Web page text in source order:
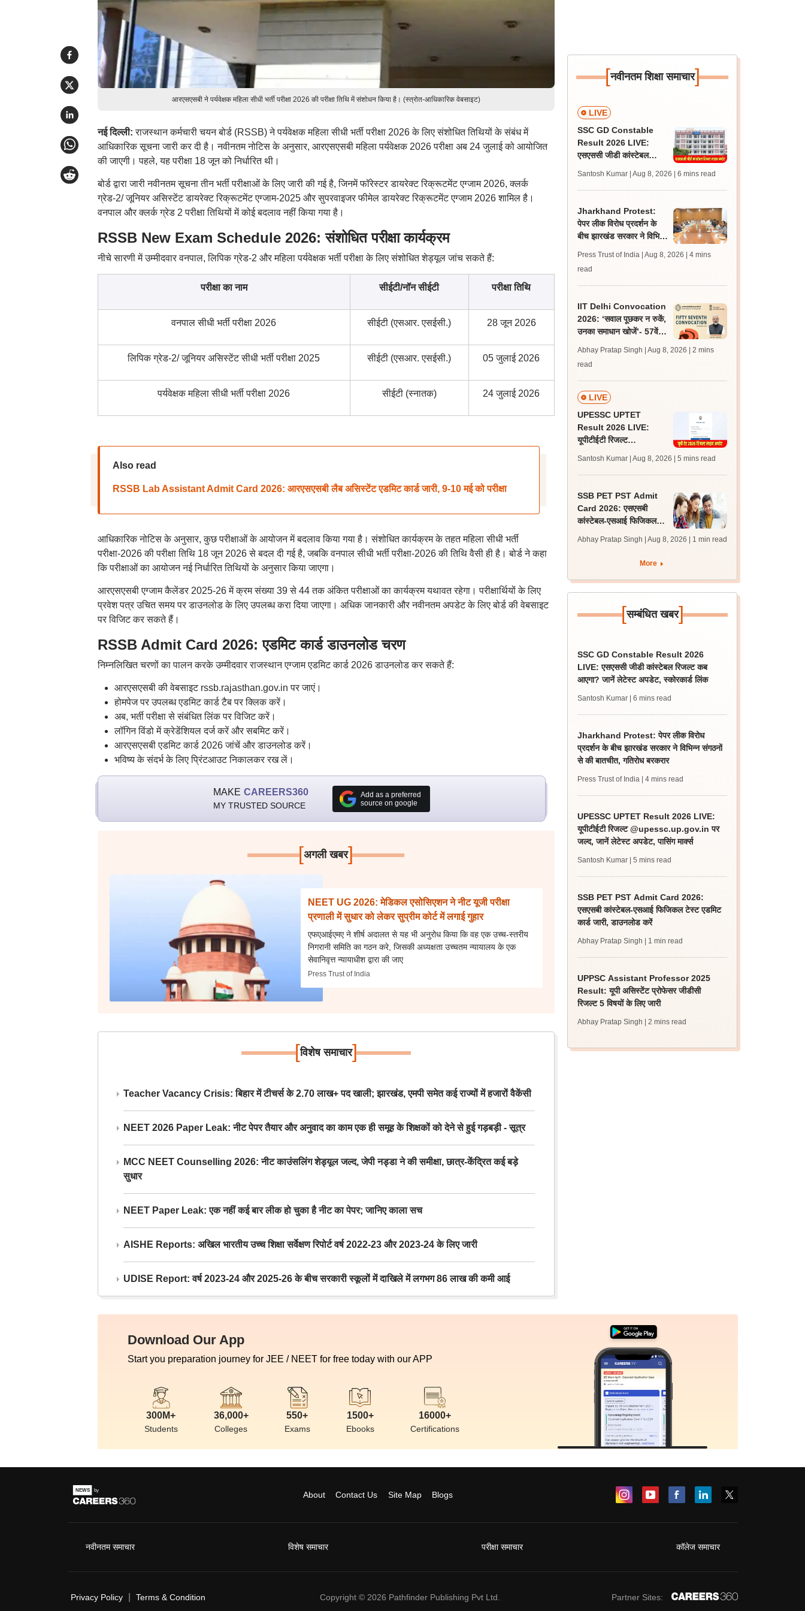
आरएसएसबी ने पर्यवेक्षक महिला सीधी भर्ती परीक्षा 2026 की परीक्षा तिथि में संशोधन किया है। (स्त्रोत-आधिकारिक वेबसाइट)
नई दिल्ली:राजस्थान कर्मचारी चयन बोर्ड (RSSB) ने पर्यवेक्षक महिला सीधी भर्ती परीक्षा 2026 के लिए संशोधित तिथियों के संबंध में
आधिकारिक सूचना जारी कर दी है। नवीनतम नोटिस के अनुसार, आरएसएसबी महिला पर्यवेक्षक 2026 परीक्षा अब 24 जुलाई को आयोजित
की जाएगी। पहले, यह परीक्षा 18 जून को निर्धारित थी।
बोर्ड द्वारा जारी नवीनतम सूचना तीन भर्ती परीक्षाओं के लिए जारी की गई है, जिनमें फॉरेस्टर डायरेक्ट रिक्रूटमेंट एग्जाम 2026, क्लर्क
ग्रेड-2/ जूनियर असिस्टेंट डायरेक्ट रिक्रूटमेंट एग्जाम-2025 और सुपरवाइजर फीमेल डायरेक्ट रिक्रूटमेंट एग्जाम 2026 शामिल है।
वनपाल और क्लर्क ग्रेड 2 परीक्षा तिथियों में कोई बदलाव नहीं किया गया है।
RSSB New Exam Schedule 2026: संशोधित परीक्षा कार्यक्रम
नीचे सारणी में उम्मीदवार वनपाल, लिपिक ग्रेड-2 और महिला पर्यवेक्षक भर्ती परीक्षा के लिए संशोधित शेड्यूल जांच सकते हैं:
परीक्षा का नाम सीईटी/नॉन सीईटी परीक्षा तिथि
वनपाल सीधी भर्ती परीक्षा 2026 सीईटी (एसआर. एसईसी.) 28 जून 2026
लिपिक ग्रेड-2/ जूनियर असिस्टेंट सीधी भर्ती परीक्षा 2025 सीईटी (एसआर. एसईसी.) 05 जुलाई 2026
पर्यवेक्षक महिला सीधी भर्ती परीक्षा 2026 सीईटी (स्नातक) 24 जुलाई 2026
Also read
RSSB Lab Assistant Admit Card 2026: आरएसएसबी लैब असिस्टेंट एडमिट कार्ड जारी, 9-10 मई को परीक्षा
आधिकारिक नोटिस के अनुसार, कुछ परीक्षाओं के आयोजन में बदलाव किया गया है। संशोधित कार्यक्रम के तहत महिला सीधी भर्ती
परीक्षा-2026 की परीक्षा तिथि 18 जून 2026 से बदल दी गई है, जबकि वनपाल सीधी भर्ती परीक्षा-2026 की तिथि वैसी ही है। बोर्ड ने कहा
कि परीक्षाओं का आयोजन नई निर्धारित तिथियों के अनुसार किया जाएगा।
आरएसएसबी एग्जाम कैलेंडर 2025-26 में क्रम संख्या 39 से 44 तक अंकित परीक्षाओं का कार्यक्रम यथावत रहेगा। परीक्षार्थियों के लिए
प्रवेश पत्र उचित समय पर डाउनलोड के लिए उपलब्ध करा दिया जाएगा। अधिक जानकारी और नवीनतम अपडेट के लिए बोर्ड की वेबसाइट
पर विजिट कर सकते हैं।
RSSB Admit Card 2026: एडमिट कार्ड डाउनलोड चरण
निम्नलिखित चरणों का पालन करके उम्मीदवार राजस्थान एग्जाम एडमिट कार्ड 2026 डाउनलोड कर सकते हैं:
आरएसएसबी की वेबसाइट rssb.rajasthan.gov.in पर जाएं।
होमपेज पर उपलब्ध एडमिट कार्ड टैब पर क्लिक करें।
अब, भर्ती परीक्षा से संबंधित लिंक पर विजिट करें।
लॉगिन विंडो में क्रेडेंशियल दर्ज करें और सबमिट करें।
आरएसएसबी एडमिट कार्ड 2026 जांचें और डाउनलोड करें।
भविष्य के संदर्भ के लिए प्रिंटआउट निकालकर रख लें।
MAKE CAREERS360
MY TRUSTED SOURCE
Add as a preferred
source on google
[अगली खबर]
NEET UG 2026: मेडिकल एसोसिएशन ने नीट यूजी परीक्षा
प्रणाली में सुधार को लेकर सुप्रीम कोर्ट में लगाई गुहार
एफएआईएमए ने शीर्ष अदालत से यह भी अनुरोध किया कि वह एक उच्च-स्तरीय
निगरानी समिति का गठन करे, जिसकी अध्यक्षता उच्चतम न्यायालय के एक
सेवानिवृत्त न्यायाधीश द्वारा की जाए
Press Trust of India
[विशेष समाचार]
Teacher Vacancy Crisis: बिहार में टीचर्स के 2.70 लाख+ पद खाली; झारखंड, एमपी समेत कई राज्यों में हजारों वैकेंसी
NEET 2026 Paper Leak: नीट पेपर तैयार और अनुवाद का काम एक ही समूह के शिक्षकों को देने से हुई गड़बड़ी - सूत्र
MCC NEET Counselling 2026: नीट काउंसलिंग शेड्यूल जल्द, जेपी नड्डा ने की समीक्षा, छात्र-केंद्रित कई बड़े
सुधार
NEET Paper Leak: एक नहीं कई बार लीक हो चुका है नीट का पेपर; जानिए काला सच
AISHE Reports: अखिल भारतीय उच्च शिक्षा सर्वेक्षण रिपोर्ट वर्ष 2022-23 और 2023-24 के लिए जारी
UDISE Report: वर्ष 2023-24 और 2025-26 के बीच सरकारी स्कूलों में दाखिले में लगभग 86 लाख की कमी आई
[नवीनतम शिक्षा समाचार]
LIVE
SSC GD Constable
Result 2026 LIVE:
एसएससी जीडी कांस्टेबल
लेटेस्ट अपडेट, स्कोरकार्ड लिंक
Santosh Kumar | Aug 8, 2026 | 6 mins read
Jharkhand Protest:
पेपर लीक विरोध प्रदर्शन के
बीच झारखंड सरकार ने विभिन्न
Press Trust of India | Aug 8, 2026
| 4 mins
read
IIT Delhi Convocation
2026: ‘सवाल पूछकर न रुकें,
उनका समाधान खोजें’- 57वें
Abhay Pratap Singh | Aug 8, 2026
| 2 mins
read
LIVE
UPESSC UPTET
Result 2026 LIVE:
यूपीटीईटी रिजल्ट
जल्द, जानें लेटेस्ट अपडेट,
पासिंग मार्क्स
Santosh Kumar | Aug 8, 2026 | 5 mins read
SSB PET PST Admit
Card 2026: एसएसबी
कांस्टेबल-एसआई फिजिकल
डाउनलोड करें
Abhay Pratap Singh | Aug 8, 2026 | 1 min read
More
[सम्बंधित खबर]
SSC GD Constable Result 2026
LIVE: एसएससी जीडी कांस्टेबल रिजल्ट कब
आएगा? जानें लेटेस्ट अपडेट, स्कोरकार्ड लिंक
Santosh Kumar | 6 mins read
Jharkhand Protest: पेपर लीक विरोध
प्रदर्शन के बीच झारखंड सरकार ने विभिन्न संगठनों
से की बातचीत, गतिरोध बरकरार
Press Trust of India | 4 mins read
UPESSC UPTET Result 2026 LIVE:
यूपीटीईटी रिजल्ट @upessc.up.gov.in पर
जल्द, जानें लेटेस्ट अपडेट, पासिंग मार्क्स
Santosh Kumar | 5 mins read
SSB PET PST Admit Card 2026:
एसएसबी कांस्टेबल-एसआई फिजिकल टेस्ट एडमिट
कार्ड जारी, डाउनलोड करें
Abhay Pratap Singh | 1 min read
UPPSC Assistant Professor 2025
Result: यूपी असिस्टेंट प्रोफेसर जीडीसी
रिजल्ट 5 विषयों के लिए जारी
Abhay Pratap Singh | 2 mins read
Download Our App
Start you preparation journey for JEE / NEET for free today with our APP
300M+
Students
36,000+
Colleges
550+
Exams
1500+
Ebooks
16000+
Certifications
About Contact Us Site Map Blogs
नवीनतम समाचार विशेष समाचार परीक्षा समाचार कॉलेज समाचार
Privacy Policy Terms & Condition Copyright © 2026 Pathfinder Publishing Pvt Ltd. Partner Sites: